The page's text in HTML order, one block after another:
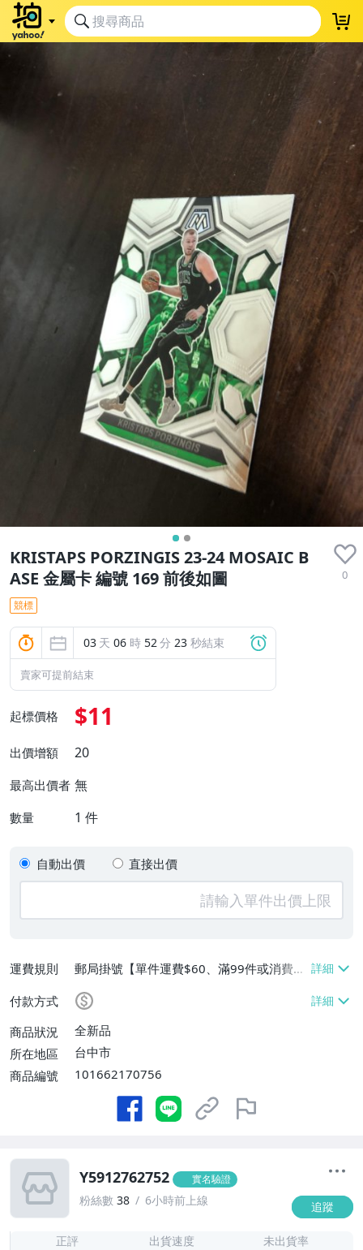
KRISTAPS PORZINGIS 23-24 MOSAIC B
ASE 金屬卡 編號 169 前後如圖
0
競標
03 天 06 時 52分 22 秒結束
賣家可提前結束
起標價格 $11
出價增額 20
最高出價者 無
數量 1 件
自動出價 直接出價
運費規則
郵局掛號【單件運費$60、滿99件或消費滿
$9999免運費】
付款方式
商品狀況
全新品
所在地區
台中市
商品編號
101662170756
Y5912762752 實名驗證
粉絲數 38 6小時前上線 追蹤
正評 出貨速度 未出貨率